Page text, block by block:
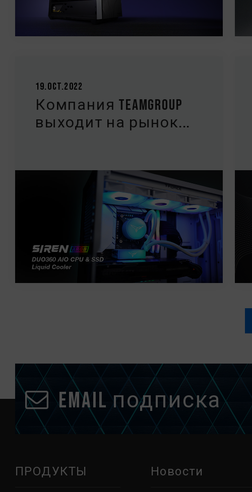
19.Oct.2022
Компания TEAMGROUP
выходит на рынок...
Email подписка
ПРОДУКТЫ Новости